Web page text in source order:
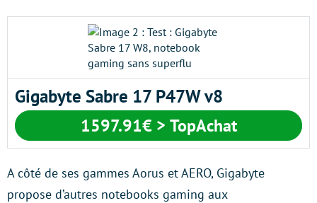
Gigabyte Sabre 17 P47W v8
1597.91€ > TopAchat
A côté de ses gammes Aorus et AERO, Gigabyte
propose d’autres notebooks gaming aux